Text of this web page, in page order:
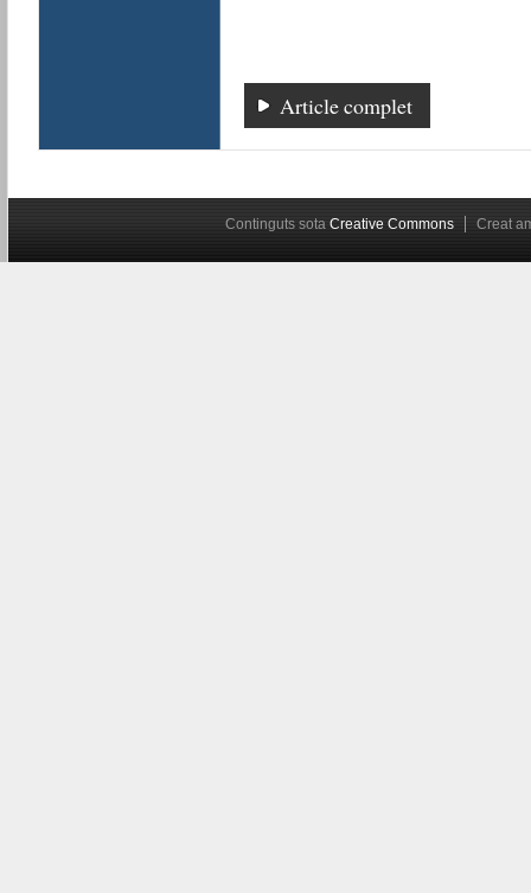
Article complet
Continguts sota Creative Commons Creat